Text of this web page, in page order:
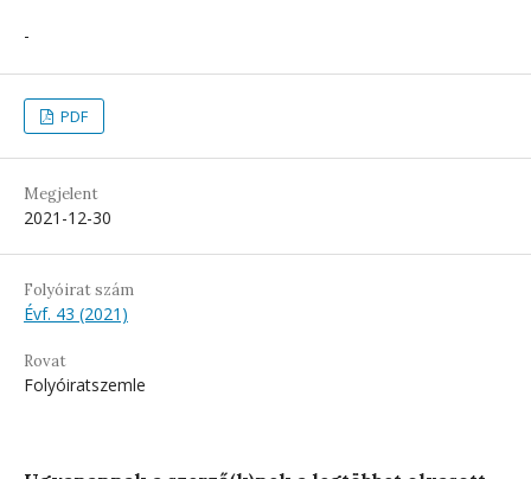
-
PDF
Megjelent
2021-12-30
Folyóirat szám
Évf. 43 (2021)
Rovat
Folyóiratszemle